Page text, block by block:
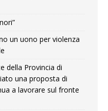
un uono per violenza
della Provincia di
una proposta di
a lavorare sul fronte